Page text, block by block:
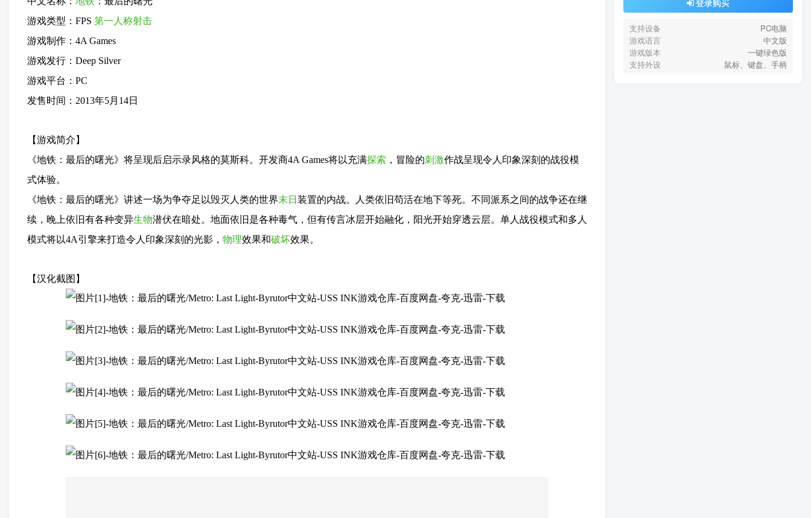
游戏类型：FPS 第一人称射击
游戏制作：4A Games
游戏发行：Deep Silver
游戏平台：PC
发售时间：2013年5月14日
【游戏简介】
《地铁：最后的曙光》将呈现后启示录风格的莫斯科。开发商4A Games将以充满探索 ，冒险的刺激作战呈现令人印象深刻的战役模
式体验。
《地铁：最后的曙光》讲述一场为争夺足以毁灭人类的世界末日 装置的内战。人类依旧苟活在地下等死。不同派系之间的战争还在继
续，晚上依旧有各种变异生物潜伏在暗处。地面依旧是各种毒气，但有传言冰层开始融化，阳光开始穿透云层。单人战役模式和多人
模式将以4A引擎来打造令人印象深刻的光影， 物理效果和破坏效果。
【汉化截图】
支持设备
PC电脑
游戏语言
中文版
游戏版本
一键绿色版
支持外设
鼠标、键盘、手柄